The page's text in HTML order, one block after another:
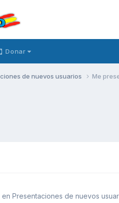
Donar
de nuevos usuarios Me
en Presentaciones de nuevos